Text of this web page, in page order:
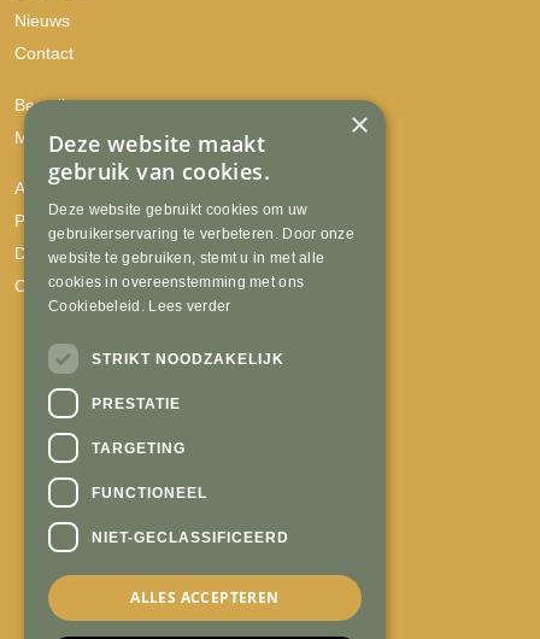
Nieuws
Contact
Bestellen
Mijn account
Algemene voorwaarden
Privacyverklaring
Disclaimer
Cookies
×
Deze website maakt
gebruik van cookies.
Deze website gebruikt cookies om uw
gebruikerservaring te verbeteren. Door onze
website te gebruiken, stemt u in met alle
cookies in overeenstemming met ons
Cookiebeleid. Lees verder
STRIKT NOODZAKELIJK
PRESTATIE
TARGETING
FUNCTIONEEL
NIET-GECLASSIFICEERD
ALLES ACCEPTEREN